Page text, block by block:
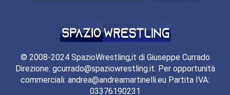
© 2008-2024 SpazioWrestling,it di Giuseppe Currado
Direzione: gcurrado@spaziowrestling.it. Per opportunità
commerciali: andrea@andreamartinelli.eu Partita IVA:
03376190231